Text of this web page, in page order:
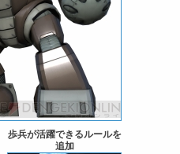
歩兵が活躍できるルールを
追加